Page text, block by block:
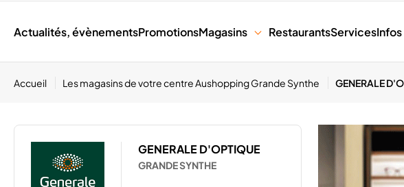
Actualités, évènementsPromotionsMagasins RestaurantsServices
Accueil Les magasins de votre centre Aushopping Grande Synthe GENERALE
GENERALE D'OPTIQUE
GRANDE SYNTHE